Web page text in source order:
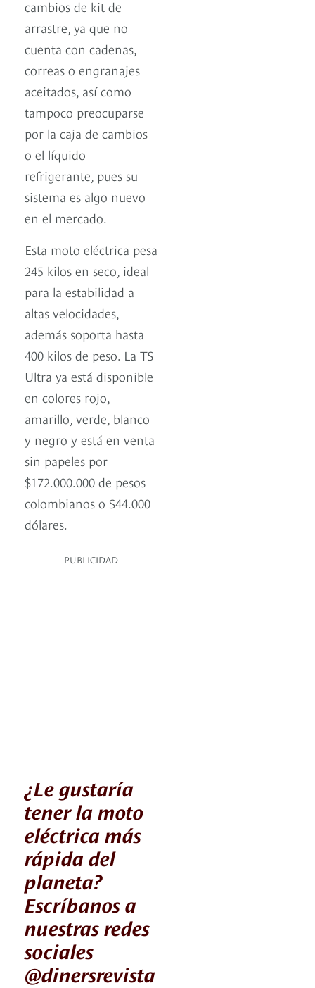
cambios de kit de
arrastre, ya que no
cuenta con cadenas,
correas o engranajes
aceitados, así como
tampoco preocuparse
por la caja de cambios
o el líquido
refrigerante, pues su
sistema es algo nuevo
en el mercado.
Esta moto eléctrica pesa
245 kilos en seco, ideal
para la estabilidad a
altas velocidades,
además soporta hasta
400 kilos de peso. La TS
Ultra ya está disponible
en colores rojo,
amarillo, verde, blanco
y negro y está en venta
sin papeles por
$172.000.000 de pesos
colombianos o $44.000
dólares.
PUBLICIDAD
¿Le gustaría
tener la moto
eléctrica más
rápida del
planeta?
Escríbanos a
nuestras redes
sociales
@dinersrevista